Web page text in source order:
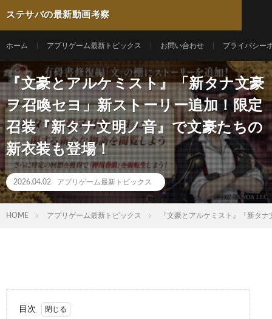
ステサバの最新動画考察
ホーム アプリゲーム最新トピックス お問い合わせ プライバシー
『文豪とアルケミスト』「新タナ文豪
ヲ召喚セヨ」新ストーリー追加！限定
召装『新タナ文明ノ音』で文豪たちの
新衣装も登場！
2026.04.02 アプリゲーム最新トピックス
HOME アプリゲーム最新トピックス 『文豪とアルケミスト』「新タ
目次